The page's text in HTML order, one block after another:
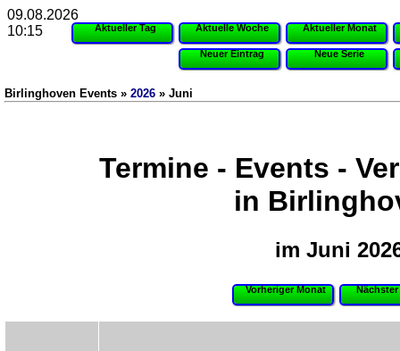
Aktueller Tag Aktuelle Woche Aktueller Monat
Neuer Eintrag Neue Serie
Birlinghoven Events » 2026 » Juni
Termine - Events -
in
im Juni
Vorheriger Monat Nächster
09.08.2026
10:15